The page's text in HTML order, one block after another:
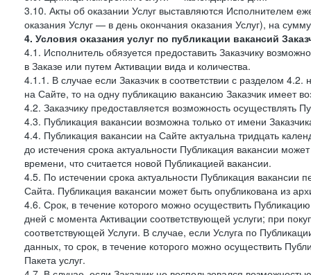
3.10. Акты об оказании Услуг выставляются Исполнителем
оказания Услуг — в день окончания оказания Услуг), на
4. Условия оказания услуг по публикации вакансий
4.1. Исполнитель обязуется предоставить Заказчику
в Заказе или путем Активации вида и количества.
4.1.1. В случае если Заказчик в соответствии с разделом
на Сайте, то на одну публикацию вакансию Заказчик имеет
4.2. Заказчику предоставляется возможность осуществлять
4.3. Публикация вакансии возможна только от имени
4.4. Публикация вакансии на Сайте актуальна тридцать
до истечения срока актуальности Публикация вакансии
времени, что считается новой Публикацией вакансии.
4.5. По истечении срока актуальности Публикация
Сайта. Публикация вакансии может быть опубликована из
4.6. Срок, в течение которого можно осуществить
дней с момента Активации соответствующей услуги; при
соответствующей Услуги. В случае, если Услуга по
данных, то срок, в течение которого можно осуществить
Пакета услуг.